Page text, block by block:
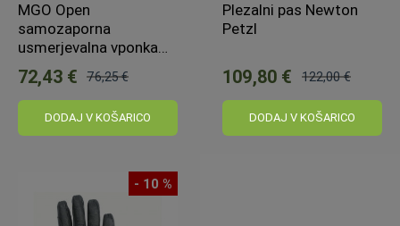
MGO Open
samozaporna
usmerjevalna vponka
60 mm / 110 mm
72,43 €
cena:
76,25 €
DODAJ V KOŠARICO
Plezalni pas Newton
Petzl
109,80 €
cena:
122,00 €
DODAJ V KOŠARICO
- 10 %